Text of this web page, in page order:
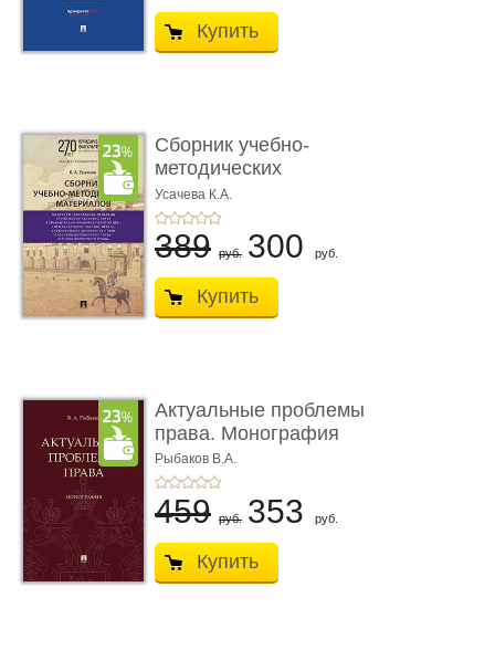
Купить
Сборник учебно-
методических
материалов по кур ...
Усачева К.А.
389 руб. 300 руб.
Купить
Актуальные проблемы
права. Монография
Рыбаков В.А.
459 руб. 353 руб.
Купить